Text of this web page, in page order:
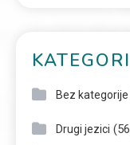
Bez kategorije
Drugi jezici